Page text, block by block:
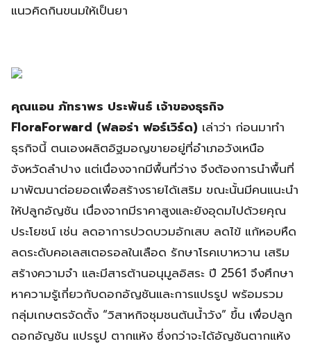
แนวคิดกินขนมให้เป็นยา
คุณแอน ภัทราพร ประพันธ์ เจ้าของธุรกิจ
FloraForward (ฟลอร่า ฟอร์เวิร์ด) เล่าว่า ก่อนมาทำ
ธุรกิจนี้ ตนเองผลิตอิฐมอญขายอยู่ที่อำเภอวังเหนือ
จังหวัดลำปาง แต่เนื่องจากมีพื้นที่ว่าง จึงต้องการนำพื้นที่
มาพัฒนาต่อยอดเพื่อสร้างรายได้เสริม ขณะนั้นมีคนแนะนำ
ให้ปลูกอัญชัน เนื่องจากมีราคาสูงและยังอุดมไปด้วยคุณ
ประโยชน์ เช่น ลดอาการปวดบวมอักเสบ ลดไข้ แก้หอบหืด
ลดระดับคอเลสเตอรอลในเลือด รักษาโรคเบาหวาน เสริม
สร้างความจำ และมีสารต้านอนุมูลอิสระ ปี 2561 จึงศึกษา
หาความรู้เกี่ยวกับดอกอัญชันและการแปรรูป พร้อมรวม
กลุ่มเกษตรจัดตั้ง “วิสาหกิจชุมชนต้นน้ำวัง” ขึ้น เพื่อปลูก
ดอกอัญชัน แปรรูป ตากแห้ง ซึ่งกว่าจะได้อัญชันตากแห้ง